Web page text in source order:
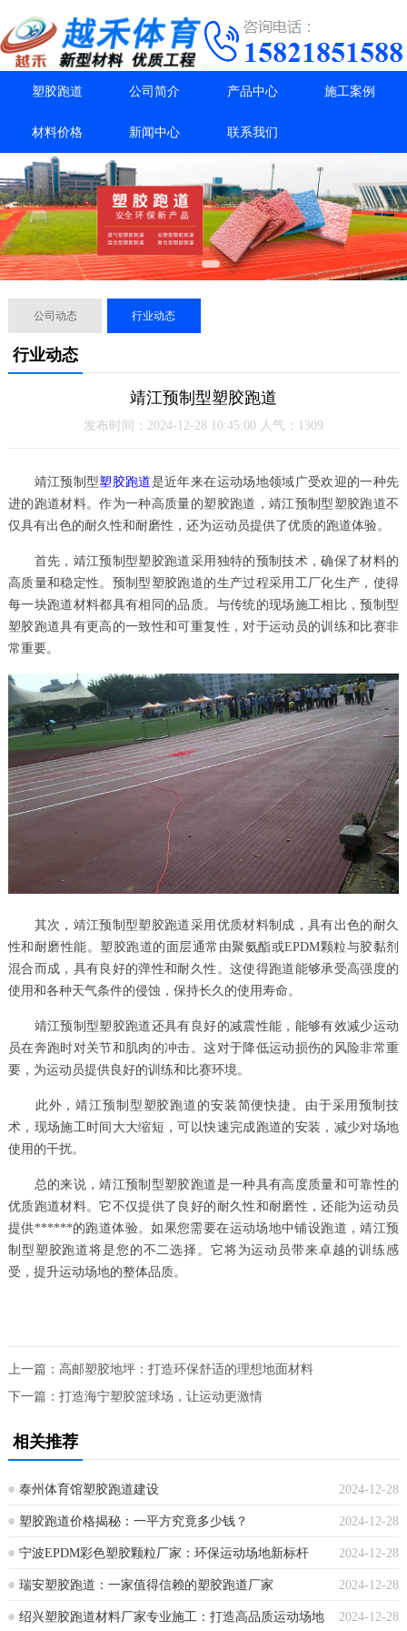
塑胶跑道 公司简介 产品中心 施工案例
材料价格 新闻中心 联系我们
公司动态 行业动态
行业动态
靖江预制型塑胶跑道
发布时间：2024-12-28 10:45:00 人气：1309
靖江预制型塑胶跑道是近年来在运动场地领域广受欢迎的一种先
进的跑道材料。作为一种高质量的塑胶跑道，靖江预制型塑胶跑道不
仅具有出色的耐久性和耐磨性，还为运动员提供了优质的跑道体验。
首先，靖江预制型塑胶跑道采用独特的预制技术，确保了材料的
高质量和稳定性。预制型塑胶跑道的生产过程采用工厂化生产，使得
每一块跑道材料都具有相同的品质。与传统的现场施工相比，预制型
塑胶跑道具有更高的一致性和可重复性，对于运动员的训练和比赛非
常重要。
其次，靖江预制型塑胶跑道采用优质材料制成，具有出色的耐久
性和耐磨性能。塑胶跑道的面层通常由聚氨酯或EPDM颗粒与胶黏剂
混合而成，具有良好的弹性和耐久性。这使得跑道能够承受高强度的
使用和各种天气条件的侵蚀，保持长久的使用寿命。
靖江预制型塑胶跑道还具有良好的减震性能，能够有效减少运动
员在奔跑时对关节和肌肉的冲击。这对于降低运动损伤的风险非常重
要，为运动员提供良好的训练和比赛环境。
此外，靖江预制型塑胶跑道的安装简便快捷。由于采用预制技
术，现场施工时间大大缩短，可以快速完成跑道的安装，减少对场地
使用的干扰。
总的来说，靖江预制型塑胶跑道是一种具有高度质量和可靠性的
优质跑道材料。它不仅提供了良好的耐久性和耐磨性，还能为运动员
提供******的跑道体验。如果您需要在运动场地中铺设跑道，靖江预
制型塑胶跑道将是您的不二选择。它将为运动员带来卓越的训练感
受，提升运动场地的整体品质。
上一篇： 高邮塑胶地坪：打造环保舒适的理想地面材料
下一篇： 打造海宁塑胶篮球场，让运动更激情
相关推荐
2024-12-28
泰州体育馆塑胶跑道建设
2024-12-28
塑胶跑道价格揭秘：一平方究竟多少钱？
2024-12-28
宁波EPDM彩色塑胶颗粒厂家：环保运动场地新标杆
2024-12-28
瑞安塑胶跑道：一家值得信赖的塑胶跑道厂家
2024-12-28
绍兴塑胶跑道材料厂家专业施工：打造高品质运动场地